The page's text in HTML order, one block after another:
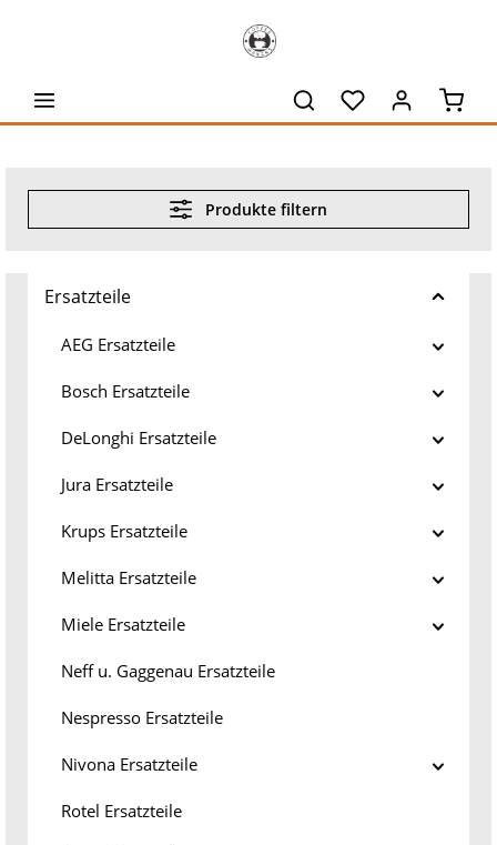
Produkte filtern
Ersatzteile
AEG Ersatzteile
Bosch Ersatzteile
DeLonghi Ersatzteile
Jura Ersatzteile
Krups Ersatzteile
Melitta Ersatzteile
Miele Ersatzteile
Neff u. Gaggenau Ersatzteile
Nespresso Ersatzteile
Nivona Ersatzteile
Rotel Ersatzteile